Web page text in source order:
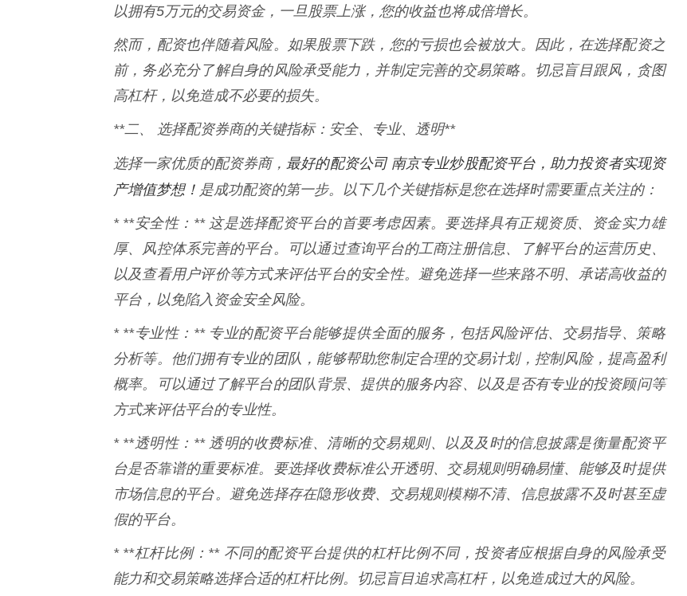
以拥有5万元的交易资金，一旦股票上涨，您的收益也将成倍增长。
然而，配资也伴随着风险。如果股票下跌，您的亏损也会被放大。因此，在选择配资之
前，务必充分了解自身的风险承受能力，并制定完善的交易策略。切忌盲目跟风，贪图
高杠杆，以免造成不必要的损失。
**二、 选择配资券商的关键指标：安全、专业、透明**
选择一家优质的配资券商， 最好的配资公司 南京专业炒股配资平台，助力投资者实现资
产增值梦想！ 是成功配资的第一步。以下几个关键指标是您在选择时需要重点关注的：
* **安全性：** 这是选择配资平台的首要考虑因素。要选择具有正规资质、资金实力雄
厚、风控体系完善的平台。可以通过查询平台的工商注册信息、了解平台的运营历史、
以及查看用户评价等方式来评估平台的安全性。避免选择一些来路不明、承诺高收益的
平台，以免陷入资金安全风险。
* **专业性：** 专业的配资平台能够提供全面的服务，包括风险评估、交易指导、策略
分析等。他们拥有专业的团队，能够帮助您制定合理的交易计划，控制风险，提高盈利
概率。可以通过了解平台的团队背景、提供的服务内容、以及是否有专业的投资顾问等
方式来评估平台的专业性。
* **透明性：** 透明的收费标准、清晰的交易规则、以及及时的信息披露是衡量配资平
台是否靠谱的重要标准。要选择收费标准公开透明、交易规则明确易懂、能够及时提供
市场信息的平台。避免选择存在隐形收费、交易规则模糊不清、信息披露不及时甚至虚
假的平台。
* **杠杆比例：** 不同的配资平台提供的杠杆比例不同，投资者应根据自身的风险承受
能力和交易策略选择合适的杠杆比例。切忌盲目追求高杠杆，以免造成过大的风险。